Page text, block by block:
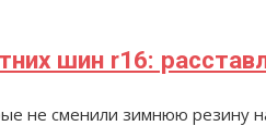
шин r16:
не сменили зимнюю резину